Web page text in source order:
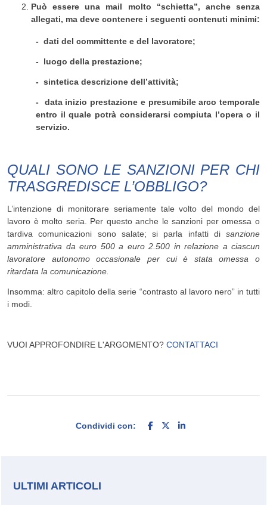
Può essere una mail molto “schietta”, anche senza
allegati, ma deve contenere i seguenti contenuti minimi:
- dati del committente e del lavoratore;
- luogo della prestazione;
- sintetica descrizione dell’attività;
- data inizio prestazione e presumibile arco temporale
entro il quale potrà considerarsi compiuta l’opera o il
servizio.
QUALI SONO LE SANZIONI PER CHI
TRASGREDISCE L’OBBLIGO?
L’intenzione di monitorare seriamente tale volto del mondo del
lavoro è molto seria. Per questo anche le sanzioni per omessa o
tardiva comunicazioni sono salate; si parla infatti di sanzione
amministrativa da euro 500 a euro 2.500 in relazione a ciascun
lavoratore autonomo occasionale per cui è stata omessa o
ritardata la comunicazione.
Insomma: altro capitolo della serie “contrasto al lavoro nero” in tutti
i modi.
VUOI APPROFONDIRE L'ARGOMENTO? CONTATTACI
Condividi con:
ULTIMI ARTICOLI